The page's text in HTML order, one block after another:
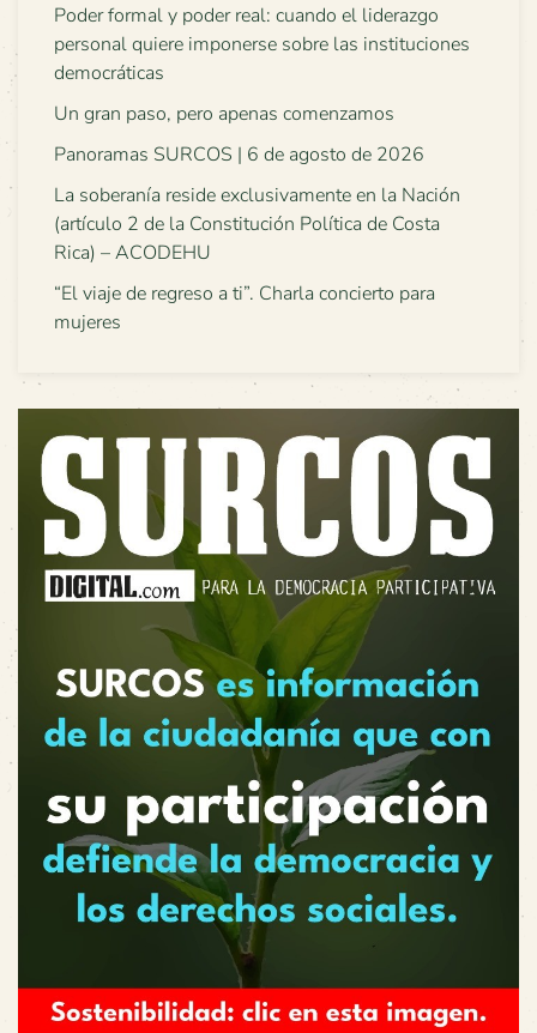
Poder formal y poder real: cuando el liderazgo
personal quiere imponerse sobre las instituciones
democráticas
Un gran paso, pero apenas comenzamos
Panoramas SURCOS | 6 de agosto de 2026
La soberanía reside exclusivamente en la Nación
(artículo 2 de la Constitución Política de Costa
Rica) – ACODEHU
“El viaje de regreso a ti”. Charla concierto para
mujeres